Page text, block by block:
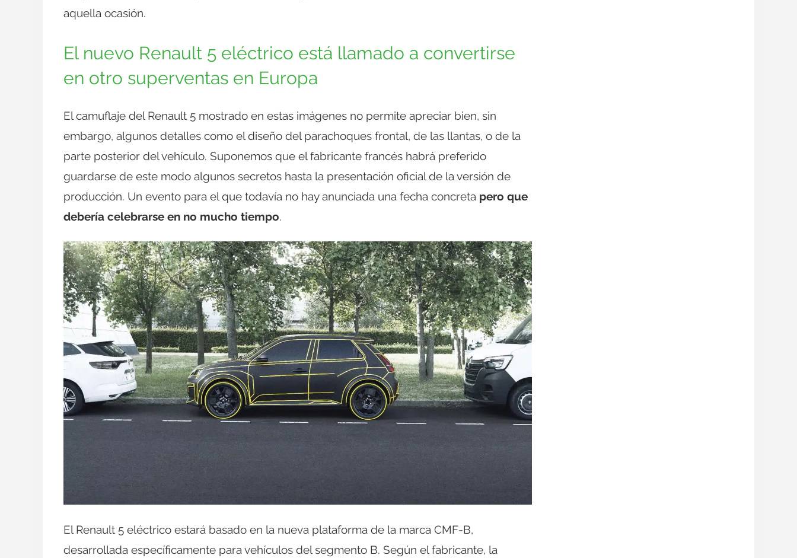
aquella ocasión.
El nuevo Renault 5 eléctrico está llamado a convertirse
en otro superventas en Europa
El camuflaje del Renault 5 mostrado en estas imágenes no permite apreciar bien, sin
embargo, algunos detalles como el diseño del parachoques frontal, de las llantas, o de la
parte posterior del vehículo. Suponemos que el fabricante francés habrá preferido
guardarse de este modo algunos secretos hasta la presentación oficial de la versión de
producción. Un evento para el que todavía no hay anunciada una fecha concreta pero que
debería celebrarse en no mucho tiempo.
El Renault 5 eléctrico estará basado en la nueva plataforma de la marca CMF-B,
desarrollada específicamente para vehículos del segmento B. Según el fabricante, la